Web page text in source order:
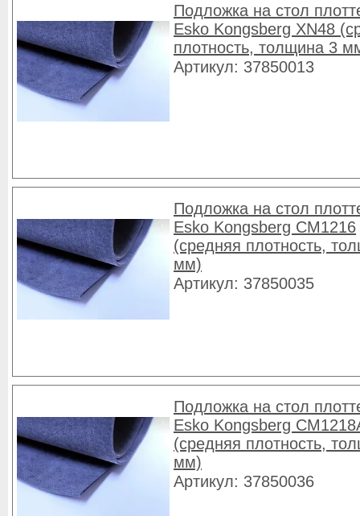
Подложка на стол
Esko Kongsberg XN48
плотность, толщина 3
Артикул: 37850013
Подложка на стол
Esko Kongsberg CM1216
(средняя плотность,
мм)
Артикул: 37850035
Подложка на стол
Esko Kongsberg
(средняя плотность,
мм)
Артикул: 37850036